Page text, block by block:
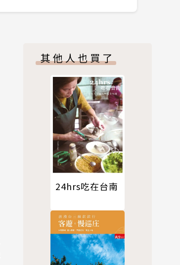
其他人也買了
24hrs吃在台南